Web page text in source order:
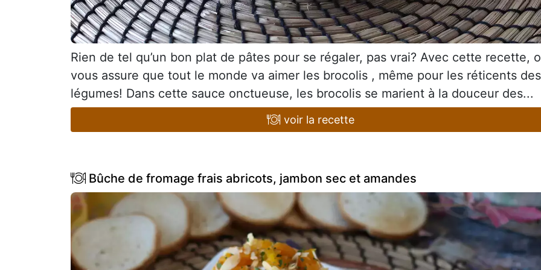
Rien de tel qu’un bon plat de pâtes pour se régaler, pas vrai? Avec cette recette,
vous assure que tout le monde va aimer les brocolis , même pour les réticents des
légumes! Dans cette sauce onctueuse, les brocolis se marient à la douceur des...
voir la recette
Bûche de fromage frais abricots, jambon sec et amandes